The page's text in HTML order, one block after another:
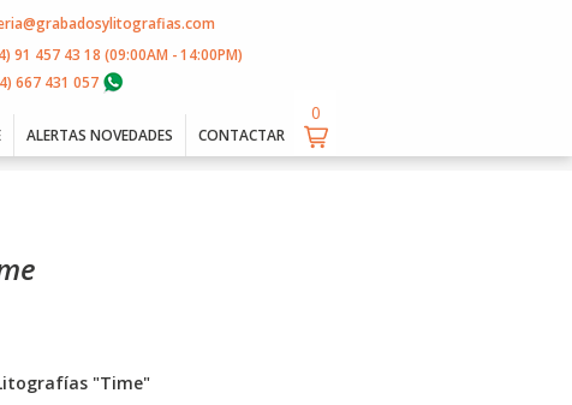
91 457 43 18 (09:00AM - 14:00PM)
667 431 057
ALERTAS NOVEDADES CONTACTAR
"Time"
0
0